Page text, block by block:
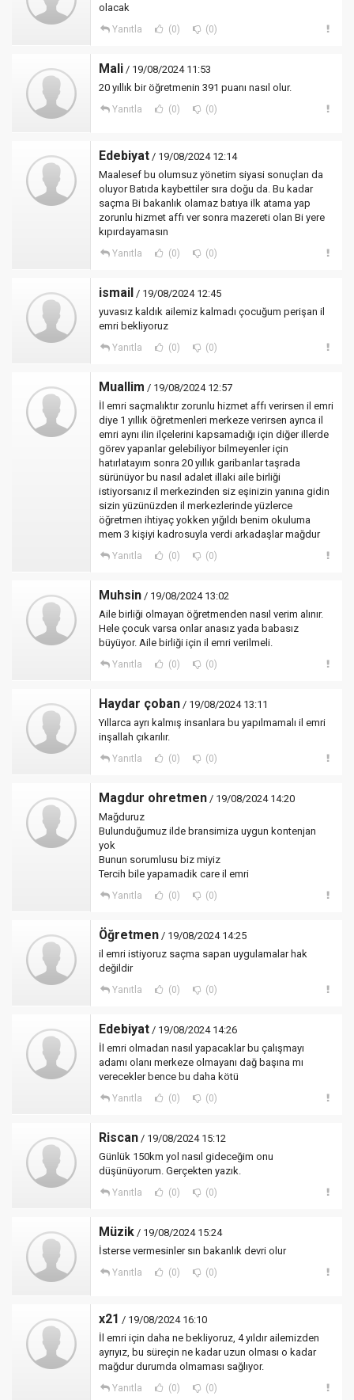
olacak
Yanıtla (0) (0)
Mali / 19/08/2024 11:53
20 yıllık bir öğretmenin 391 puanı nasıl olur.
Yanıtla (0) (0)
Edebiyat / 19/08/2024 12:14
Maalesef bu olumsuz yönetim siyasi sonuçları da
oluyor Batıda kaybettiler sıra doğu da. Bu kadar
saçma Bi bakanlık olamaz batıya ilk atama yap
zorunlu hizmet affı ver sonra mazereti olan Bi yere
kıpırdayamasın
Yanıtla (0) (0)
ismail / 19/08/2024 12:45
yuvasız kaldık ailemiz kalmadı çocuğum perişan il
emri bekliyoruz
Yanıtla (0) (0)
Muallim / 19/08/2024 12:57
İl emri saçmalıktır zorunlu hizmet affı verirsen il emri
diye 1 yıllık öğretmenleri merkeze verirsen ayrıca il
emri aynı ilin ilçelerini kapsamadığı için diğer illerde
görev yapanlar gelebiliyor bilmeyenler için
hatırlatayım sonra 20 yıllık garibanlar taşrada
sürünüyor bu nasıl adalet illaki aile birliği
istiyorsanız il merkezinden siz eşinizin yanına gidin
sizin yüzünüzden il merkezlerinde yüzlerce
öğretmen ihtiyaç yokken yığıldı benim okuluma
mem 3 kişiyi kadrosuyla verdi arkadaşlar mağdur
Yanıtla (0) (0)
Muhsin / 19/08/2024 13:02
Aile birliği olmayan öğretmenden nasıl verim alınır.
Hele çocuk varsa onlar anasız yada babasız
büyüyor. Aile birliği için il emri verilmeli.
Yanıtla (0) (0)
Haydar çoban / 19/08/2024 13:11
Yıllarca ayrı kalmış insanlara bu yapılmamalı il emri
inşallah çıkarılır.
Yanıtla (0) (0)
Magdur ohretmen / 19/08/2024 14:20
Mağduruz
Bulunduğumuz ilde bransimiza uygun kontenjan
yok
Bunun sorumlusu biz miyiz
Tercih bile yapamadik care il emri
Yanıtla (0) (0)
Öğretmen / 19/08/2024 14:25
il emri istiyoruz saçma sapan uygulamalar hak
değildir
Yanıtla (0) (0)
Edebiyat / 19/08/2024 14:26
İl emri olmadan nasıl yapacaklar bu çalışmayı
adamı olanı merkeze olmayanı dağ başına mı
verecekler bence bu daha kötü
Yanıtla (0) (0)
Riscan / 19/08/2024 15:12
Günlük 150km yol nasıl gideceğim onu
düşünüyorum. Gerçekten yazık.
Yanıtla (0) (0)
Müzik / 19/08/2024 15:24
İsterse vermesinler sın bakanlık devri olur
Yanıtla (0) (0)
x21 / 19/08/2024 16:10
İl emri için daha ne bekliyoruz, 4 yıldır ailemizden
ayrıyız, bu süreçin ne kadar uzun olması o kadar
mağdur durumda olmaması sağlıyor.
Yanıtla (0) (0)